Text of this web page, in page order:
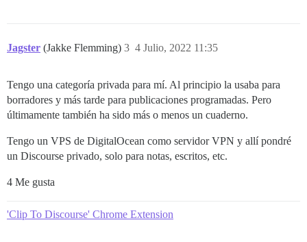
Jagster (Jakke Flemming) 4 Julio, 2022 11:35
3
Tengo una categoría privada para mí. Al principio la usaba para
borradores y más tarde para publicaciones programadas. Pero
últimamente también ha sido más o menos un cuaderno.
Tengo un VPS de DigitalOcean como servidor VPN y allí pondré
un Discourse privado, solo para notas, escritos, etc.
4 Me gusta
'Clip To Discourse' Chrome Extension